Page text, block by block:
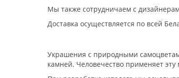
Мы также сотрудничаем с
Доставка осуществляется по всей
Украшения с природными
камней. Человечество применяет эту